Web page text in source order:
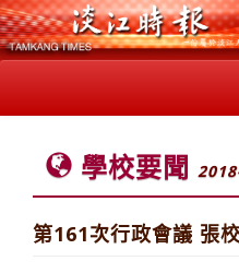
學校要聞
第161次行政會議 張